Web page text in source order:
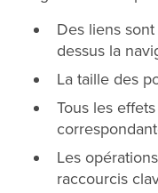
Des liens
dessus la
La taille des
Tous les
Les
raccourcis